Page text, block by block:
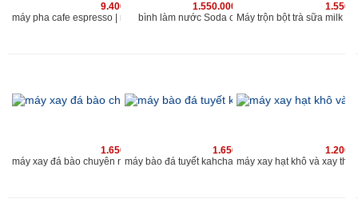
9.400.000 vnđ
máy pha cafe espresso | máy xay cà phê chuyên nghiệp
1.550.000 vnđ
bình làm nước Soda cho quán kahchan
1.650.000 vnđ
máy xay đá bào chuyên nghiệp 2019 | máy bào đá tuyết 2 nắp 2 lưới | www.kahchan.vn
1.650.000 vnđ